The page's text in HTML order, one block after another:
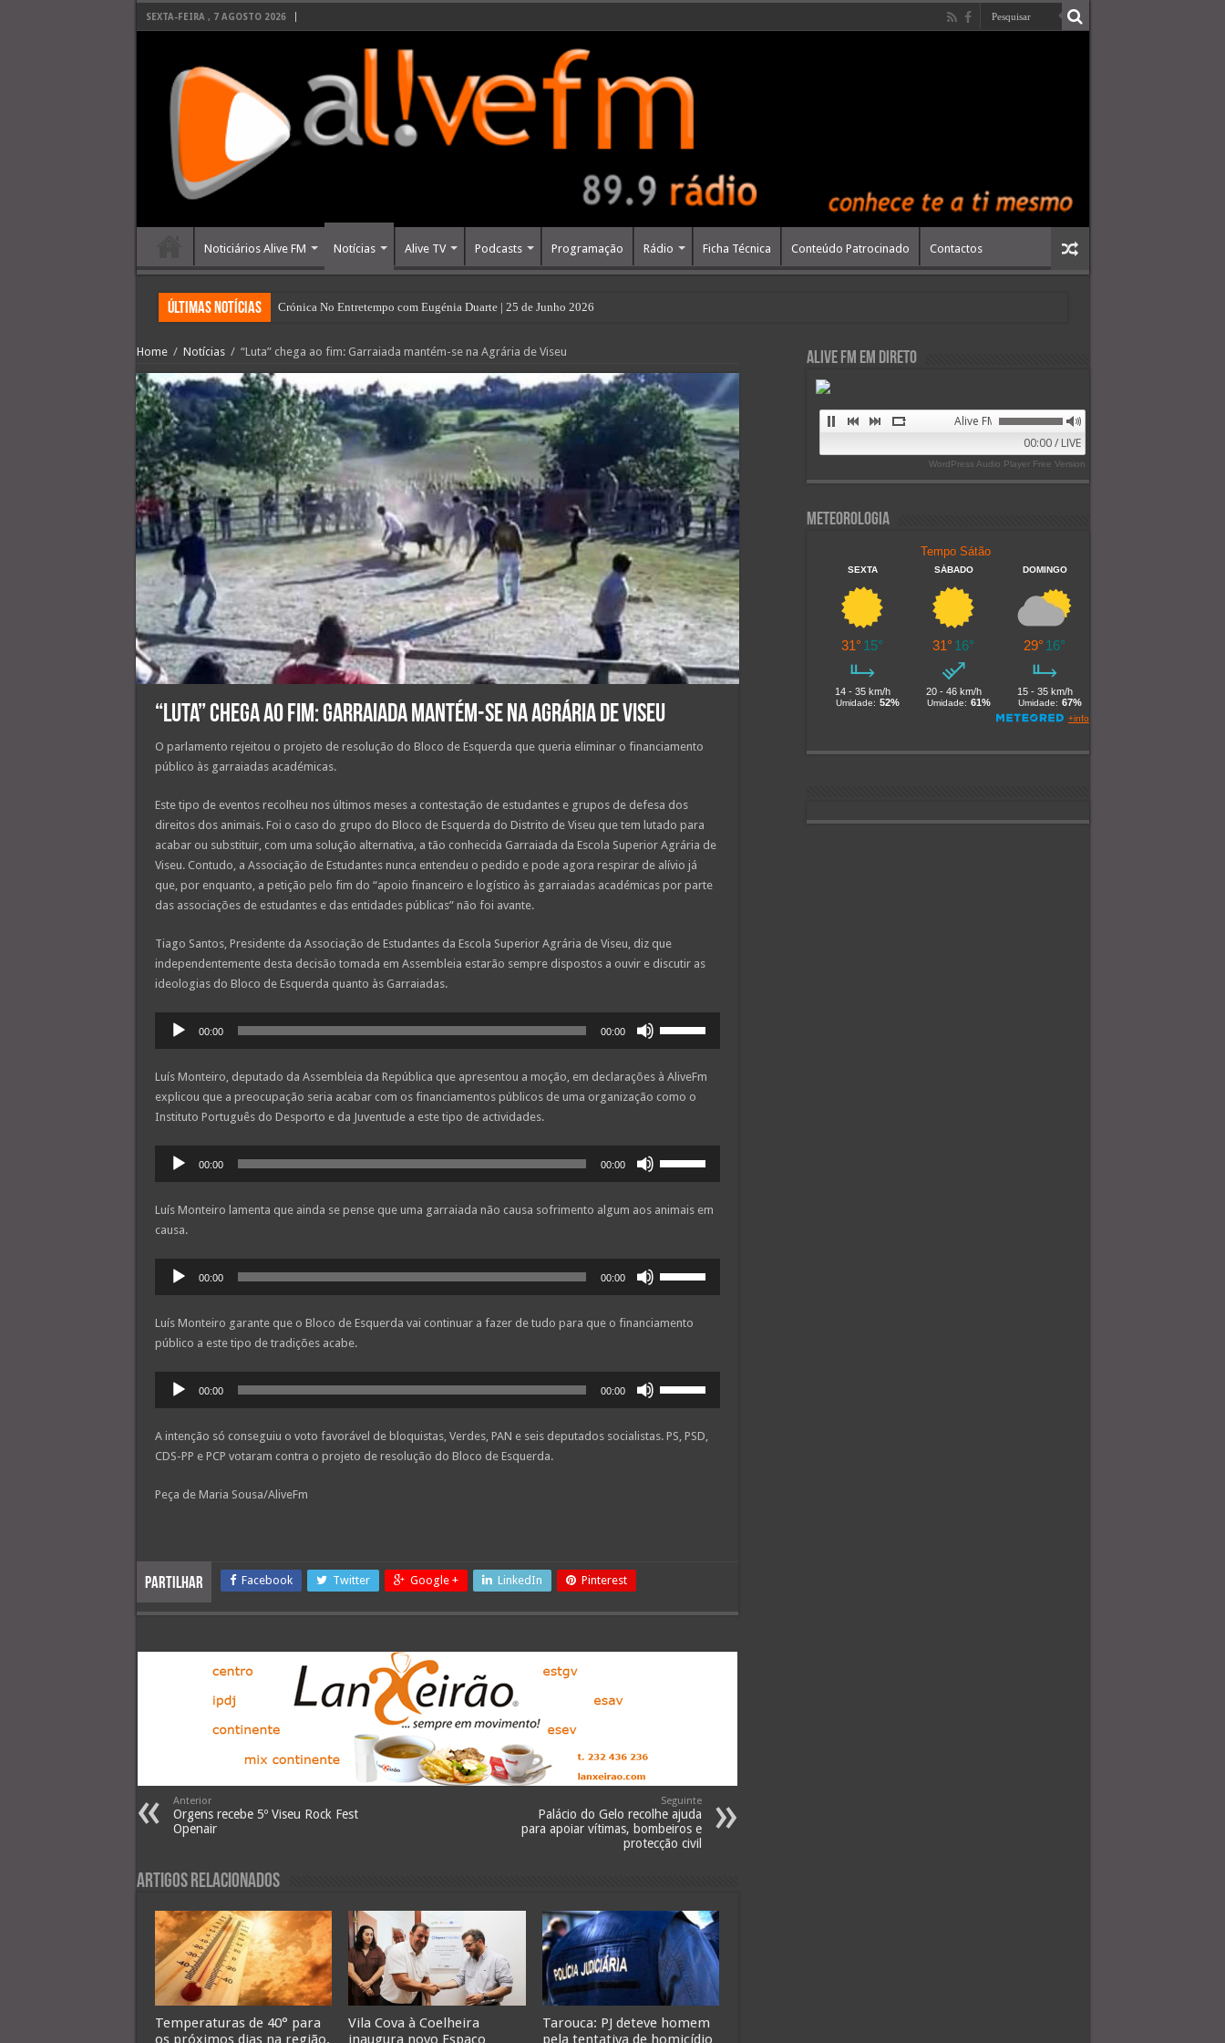
SEXTA-FEIRA , 7 AGOSTO 2026
Noticiários Alive FM Notícias Alive TV Podcasts Programação Rádio Ficha Técnica Conteúdo Patrocinado Contactos
últimas Notícias Crónica No Entretempo com Eugénia Duarte | 25 de Junho 2026
Home / Notícias / “Luta” chega ao fim: Garraiada mantém-se na Agrária de Viseu
“Luta” chega ao fim: Garraiada mantém-se na Agrária de Viseu
O parlamento rejeitou o projeto de resolução do Bloco de Esquerda que queria eliminar o financiamento
público às garraiadas académicas.
Este tipo de eventos recolheu nos últimos meses a contestação de estudantes e grupos de defesa dos
direitos dos animais. Foi o caso do grupo do Bloco de Esquerda do Distrito de Viseu que tem lutado para
acabar ou substituir, com uma solução alternativa, a tão conhecida Garraiada da Escola Superior Agrária de
Viseu. Contudo, a Associação de Estudantes nunca entendeu o pedido e pode agora respirar de alívio já
que, por enquanto, a petição pelo fim do “apoio financeiro e logístico às garraiadas académicas por parte
das associações de estudantes e das entidades públicas” não foi avante.
Tiago Santos, Presidente da Associação de Estudantes da Escola Superior Agrária de Viseu, diz que
independentemente desta decisão tomada em Assembleia estarão sempre dispostos a ouvir e discutir as
ideologias do Bloco de Esquerda quanto às Garraiadas.
Reprodutor
00:00 00:00
cima/baixo
para
diminuir
o
volume.
Luís Monteiro, deputado da Assembleia da República que apresentou a moção, em declarações à AliveFm
explicou que a preocupação seria acabar com os financiamentos públicos de uma organização como o
Instituto Português do Desporto e da Juventude a este tipo de actividades.
Reprodutor
00:00 00:00
cima/baixo
ou
diminuir
Luís Monteiro lamenta que ainda se pense que uma garraiada não causa sofrimento algum aos animais em
causa.
Reprodutor
00:00 00:00
cima/baixo
ou
diminuir
Luís Monteiro garante que o Bloco de Esquerda vai continuar a fazer de tudo para que o financiamento
público a este tipo de tradições acabe.
Reprodutor
00:00 00:00
cima/baixo
A intenção só conseguiu o voto favorável de bloquistas, Verdes, PAN e seis deputados socialistas. PS, PSD,
CDS-PP e PCP votaram contra o projeto de resolução do Bloco de Esquerda.
Peça de Maria Sousa/AliveFm
Partilhar Facebook Twitter Google + LinkedIn Pinterest
Anterior
Orgens recebe 5º Viseu Rock Fest
Openair
Seguinte
Palácio do Gelo recolhe ajuda
para apoiar vítimas, bombeiros e
protecção civil
Artigos Relacionados
Temperaturas de 40° para
os próximos dias na região.
Vila Cova à Coelheira
inaugura novo Espaço
Tarouca: PJ deteve homem
pela tentativa de homicídio
Alive FM em Direto
Alive FM 89.9
00:00 / LIVE
WordPress Audio Player Free Version
Meteorologia